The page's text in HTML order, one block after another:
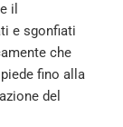
il
e sgonfiati
che
fino alla
del